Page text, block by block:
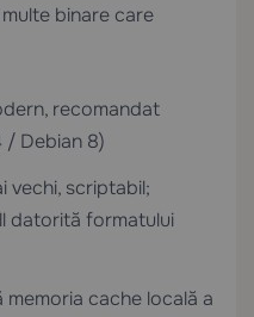
binare care
recomandat
/ Debian 8)
scriptabil;
datorită formatului
cache locală a